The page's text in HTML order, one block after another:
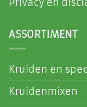
ASSORTIMENT
Kruiden en
Kruidenmixen